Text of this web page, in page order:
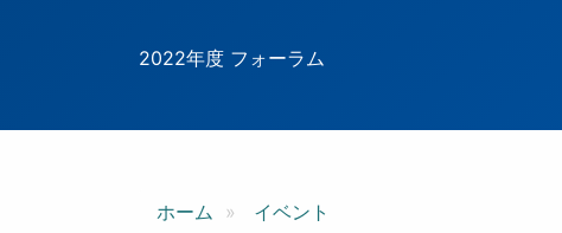
ン
2022年度 フォーラム
ホーム イベント